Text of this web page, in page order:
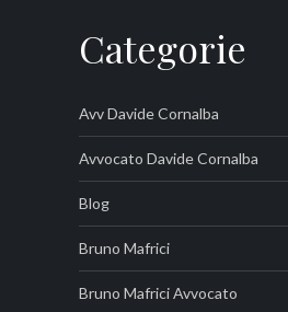
Categorie
Avv Davide Cornalba
Avvocato Davide Cornalba
Blog
Bruno Mafrici
Bruno Mafrici Avvocato